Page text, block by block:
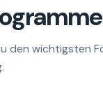
den wichtigsten